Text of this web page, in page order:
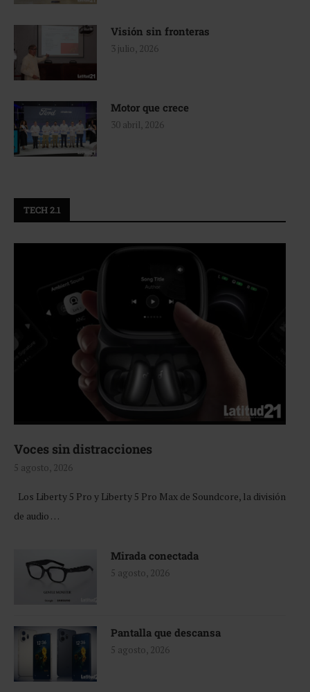
Visión sin fronteras
3 julio, 2026
Motor que crece
30 abril, 2026
TECH 2.1
Voces sin distracciones
5 agosto, 2026
Los Liberty 5 Pro y Liberty 5 Pro Max de Soundcore, la división
de audio …
Mirada conectada
5 agosto, 2026
Pantalla que descansa
5 agosto, 2026